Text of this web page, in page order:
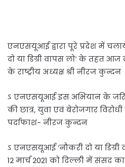
एनएसयूआई द्वारा पूरे प्रदेश में
दो या डिग्री वापस लो’ के
के राष्ट्रीय अध्यक्ष श्री नीरज कुन्दन
ऽ एनएसयूआई इस अभियान के
की छात्र, युवा एवं बेरोजगार
पर्दाफाश- नीरज कुन्दन
ऽ एनएसयूआई ‘नौकरी दो या
12 मार्च 2021 को दिल्ली में संसद